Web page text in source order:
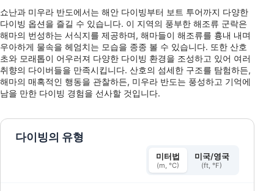
쇼난과 미우라 반도에서는 해안 다이빙부터 보트 투어까지 다양한
다이빙 옵션을 즐길 수 있습니다. 이 지역의 풍부한 해조류 군락은
해마의 번성하는 서식지를 제공하며, 해마들이 해조류를 흉내 내며
우아하게 물속을 헤엄치는 모습을 종종 볼 수 있습니다. 또한 산호
초와 모래톱이 어우러져 다양한 다이빙 환경을 조성하고 있어 여러
취향의 다이버들을 만족시킵니다. 산호의 섬세한 구조를 탐험하든,
해마의 매혹적인 행동을 관찰하든, 미우라 반도는 풍성하고 기억에
남을 만한 다이빙 경험을 선사할 것입니다.
다이빙의 유형
미터법
(m, °C)
미국/영국
(ft, °F)